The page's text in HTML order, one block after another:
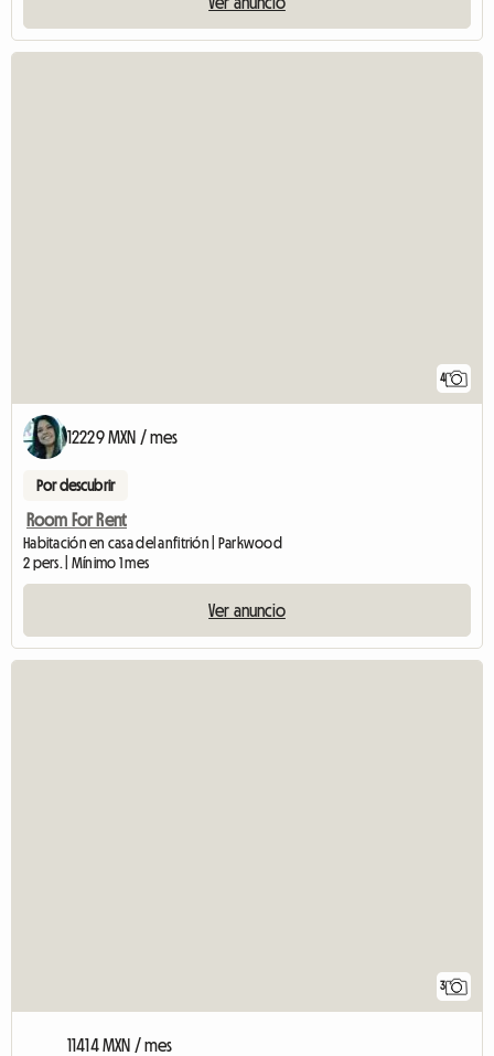
4
12229 MXN / mes
Por descubrir
Room For Rent
Habitación en casa del anfitrión | Parkwood
2 pers. | Mínimo 1 mes
Ver anuncio
3
11414 MXN / mes